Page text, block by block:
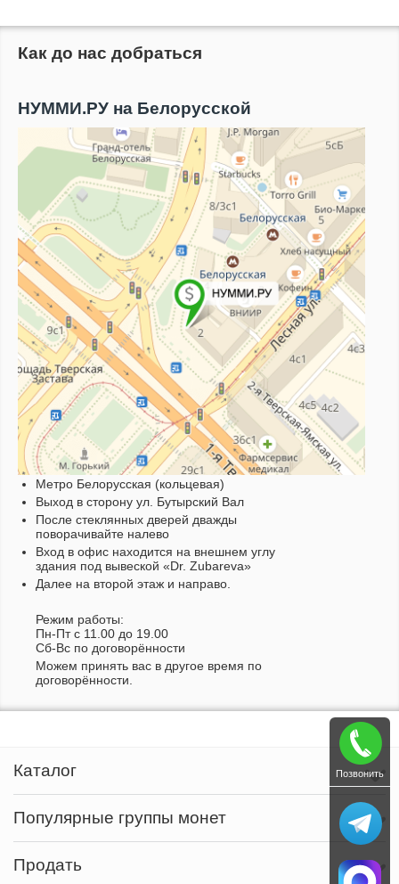
Как до нас добраться
НУММИ.РУ на Белорусской
Метро Белорусская (кольцевая)
Выход в сторону ул. Бутырский Вал
После стеклянных дверей дважды
поворачивайте налево
Вход в офис находится на внешнем углу
здания под вывеской «Dr. Zubareva»
Далее на второй этаж и направо.
Режим работы:
Пн-Пт c 11.00 до 19.00
Сб-Вс по договорённости
Можем принять вас в другое время по
договорённости.
Каталог
Популярные группы монет
Продать
Позвонить